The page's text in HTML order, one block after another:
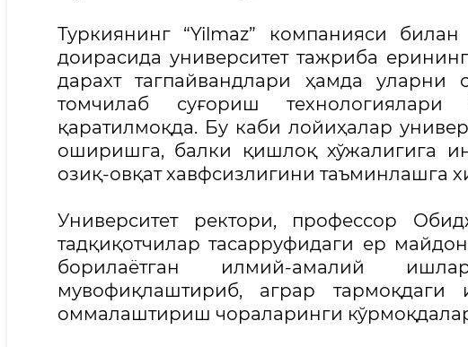
Туркиянинг “Yilmaz” компанияси
доирасида университет тажриба
дарахт тагпайвандлари ҳамда уларни
томчилаб суғориш технологиялари
қаратилмоқда. Бу каби лойиҳалар
оширишга, балки қишлоқ хўжалигига
озиқ-овқат хавфсизлигини таъминлашга
Университет ректори, профессор
тадқиқотчилар тасарруфидаги ер
борилаётган илмий-амалий
мувофиқлаштириб, аграр
оммалаштириш чораларинги